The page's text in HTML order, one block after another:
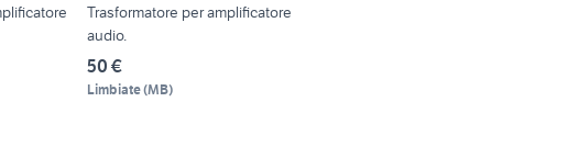
Trasformatore per amplificatore
audio.
50 €
Limbiate(MB)